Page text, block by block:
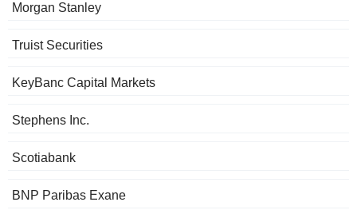
Morgan Stanley
Truist Securities
KeyBanc Capital Markets
Stephens Inc.
Scotiabank
BNP Paribas Exane